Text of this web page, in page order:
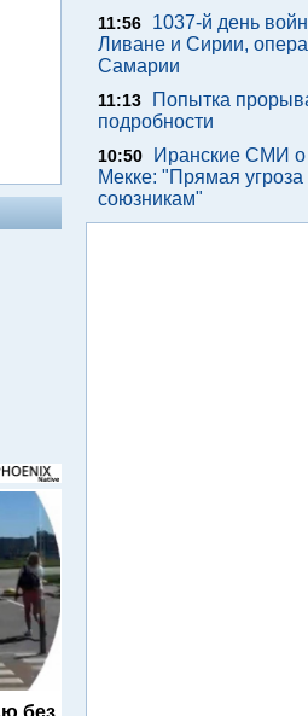
без
11:56
1037-й день
Ливане и Сирии,
Самарии
11:13
Попытка
подробности
10:50
Иранские СМИ о
Мекке: "Прямая
союзникам"